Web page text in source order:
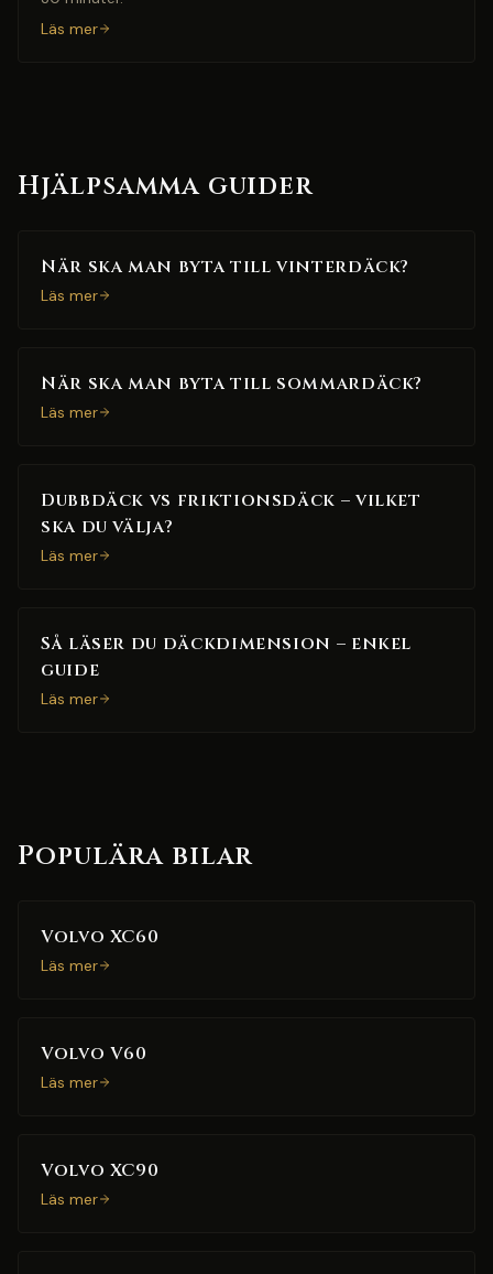
Läs mer
Hjälpsamma guider
När ska man byta till vinterdäck?
Läs mer
När ska man byta till sommardäck?
Läs mer
Dubbdäck vs friktionsdäck – vilket
ska du välja?
Läs mer
Så läser du däckdimension – enkel
guide
Läs mer
Populära bilar
Volvo XC60
Läs mer
Volvo V60
Läs mer
Volvo XC90
Läs mer